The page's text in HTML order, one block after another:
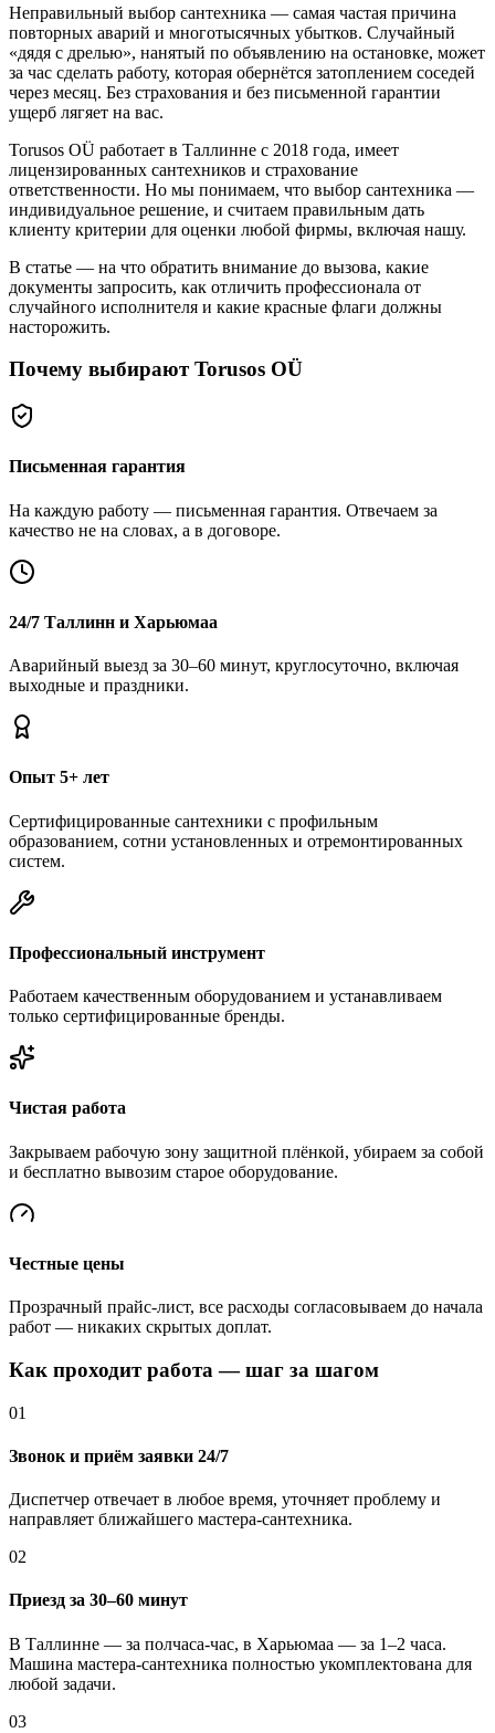
Неправильный выбор сантехника — самая частая причина
повторных аварий и многотысячных убытков. Случайный
«дядя с дрелью», нанятый по объявлению на остановке, может
за час сделать работу, которая обернётся затоплением соседей
через месяц. Без страхования и без письменной гарантии
ущерб лягяет на вас.
Torusos OÜ работает в Таллинне с 2018 года, имеет
лицензированных сантехников и страхование
ответственности. Но мы понимаем, что выбор сантехника —
индивидуальное решение, и считаем правильным дать
клиенту критерии для оценки любой фирмы, включая нашу.
В статье — на что обратить внимание до вызова, какие
документы запросить, как отличить профессионала от
случайного исполнителя и какие красные флаги должны
насторожить.
Почему выбирают Torusos OÜ
Письменная гарантия
На каждую работу — письменная гарантия. Отвечаем за
качество не на словах, а в договоре.
24/7 Таллинн и Харьюмаа
Аварийный выезд за 30–60 минут, круглосуточно, включая
выходные и праздники.
Опыт 5+ лет
Сертифицированные сантехники с профильным
образованием, сотни установленных и отремонтированных
систем.
Профессиональный инструмент
Работаем качественным оборудованием и устанавливаем
только сертифицированные бренды.
Чистая работа
Закрываем рабочую зону защитной плёнкой, убираем за собой
и бесплатно вывозим старое оборудование.
Честные цены
Прозрачный прайс-лист, все расходы согласовываем до начала
работ — никаких скрытых доплат.
Как проходит работа — шаг за шагом
01
Звонок и приём заявки 24/7
Диспетчер отвечает в любое время, уточняет проблему и
направляет ближайшего мастера-сантехника.
02
Приезд за 30–60 минут
В Таллинне — за полчаса-час, в Харьюмаа — за 1–2 часа.
Машина мастера-сантехника полностью укомплектована для
любой задачи.
03